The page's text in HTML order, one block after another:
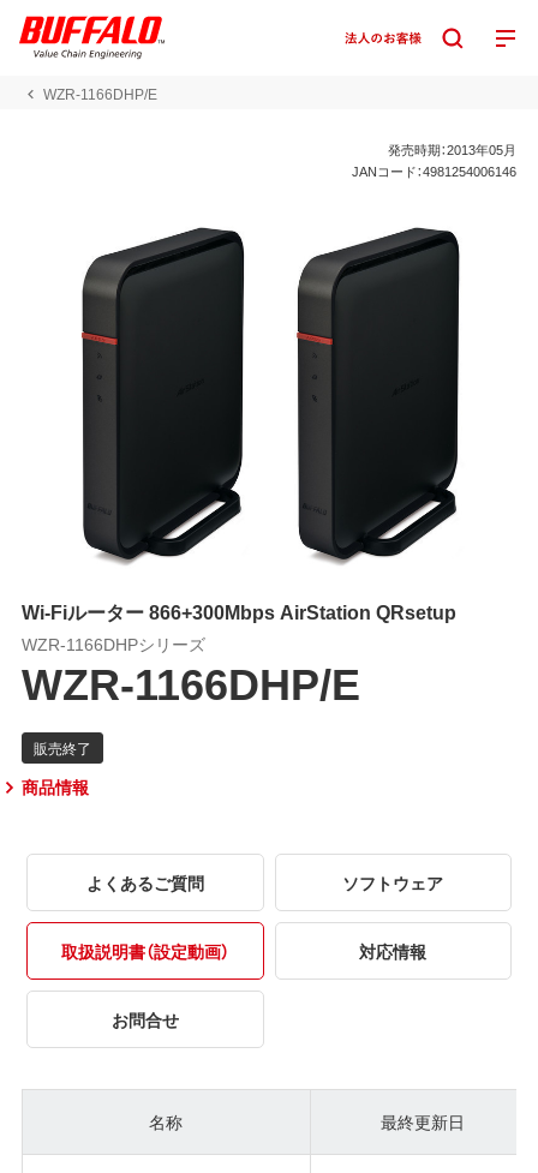
WZR-1166DHP/E
発売時期：2013年05月
JANコード：4981254006146
Wi-Fiルーター 866+300Mbps AirStation QRsetup
WZR-1166DHPシリーズ
WZR-1166DHP/E
商品情報
よくあるご質問 ソフトウェア
取扱説明書（設定動画） 対応情報
お問合せ
名称 最終更新日